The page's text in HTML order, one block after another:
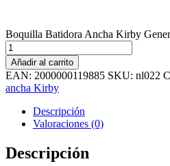
Boquilla Batidora Ancha Kirby
Añadir al carrito
EAN: 2000000119885 SKU: nl022
ancha Kirby
Descripción
Valoraciones (0)
Descripción